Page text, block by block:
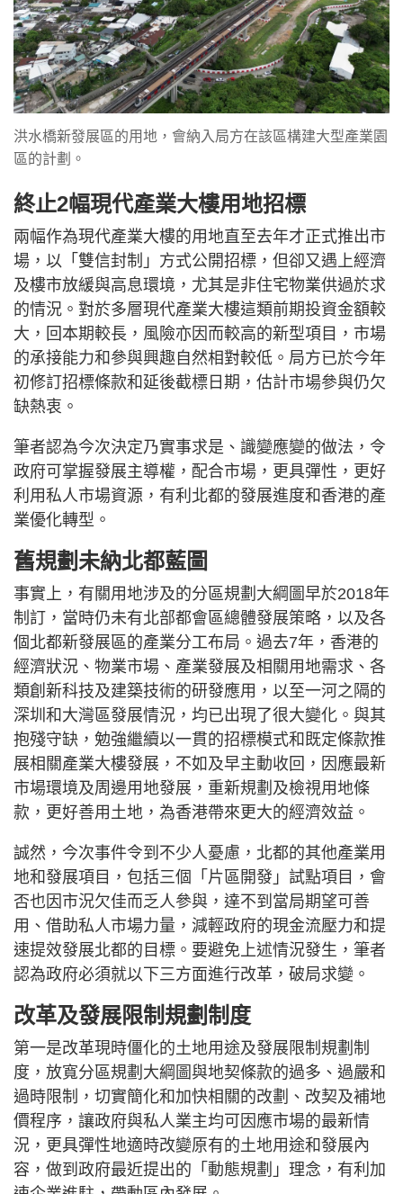
洪水橋新發展區的用地，會納入局方在該區構建大型產業園
區的計劃。
終止2幅現代產業大樓用地招標
兩幅作為現代產業大樓的用地直至去年才正式推出市
場，以「雙信封制」方式公開招標，但卻又遇上經濟
及樓市放緩與高息環境，尤其是非住宅物業供過於求
的情況。對於多層現代產業大樓這類前期投資金額較
大，回本期較長，風險亦因而較高的新型項目，市場
的承接能力和參與興趣自然相對較低。局方已於今年
初修訂招標條款和延後截標日期，估計市場參與仍欠
缺熱衷。
筆者認為今次決定乃實事求是、識變應變的做法，令
政府可掌握發展主導權，配合市場，更具彈性，更好
利用私人市場資源，有利北都的發展進度和香港的產
業優化轉型。
舊規劃未納北都藍圖
事實上，有關用地涉及的分區規劃大綱圖早於2018年
制訂，當時仍未有北部都會區總體發展策略，以及各
個北都新發展區的產業分工布局。過去7年，香港的
經濟狀況、物業市場、產業發展及相關用地需求、各
類創新科技及建築技術的研發應用，以至一河之隔的
深圳和大灣區發展情況，均已出現了很大變化。與其
抱殘守缺，勉強繼續以一貫的招標模式和既定條款推
展相關產業大樓發展，不如及早主動收回，因應最新
市場環境及周邊用地發展，重新規劃及檢視用地條
款，更好善用土地，為香港帶來更大的經濟效益。
誠然，今次事件令到不少人憂慮，北都的其他產業用
地和發展項目，包括三個「片區開發」試點項目，會
否也因市況欠佳而乏人參與，達不到當局期望可善
用、借助私人市場力量，減輕政府的現金流壓力和提
速提效發展北都的目標。要避免上述情況發生，筆者
認為政府必須就以下三方面進行改革，破局求變。
改革及發展限制規劃制度
第一是改革現時僵化的土地用途及發展限制規劃制
度，放寬分區規劃大綱圖與地契條款的過多、過嚴和
過時限制，切實簡化和加快相關的改劃、改契及補地
價程序，讓政府與私人業主均可因應市場的最新情
況，更具彈性地適時改變原有的土地用途和發展內
容，做到政府最近提出的「動態規劃」理念，有利加